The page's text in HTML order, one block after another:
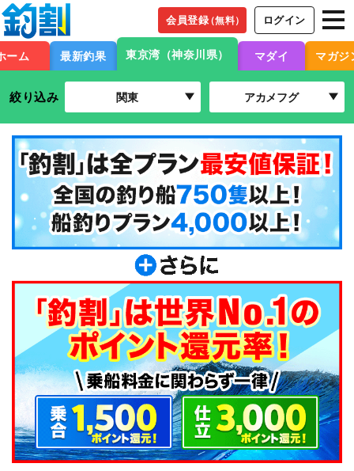
会員登録（無料） ログイン
ーム 最新釣果 東京湾（神奈川県） マダイ マガジ
絞り込み 関東 アカメフグ